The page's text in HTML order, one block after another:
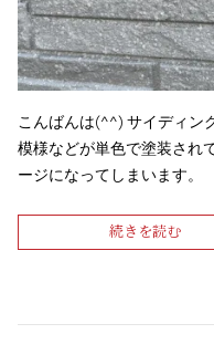
こんばんは(^^) サイディン
模様などが単色で塗装され
ージになってしまいます。
続きを読む